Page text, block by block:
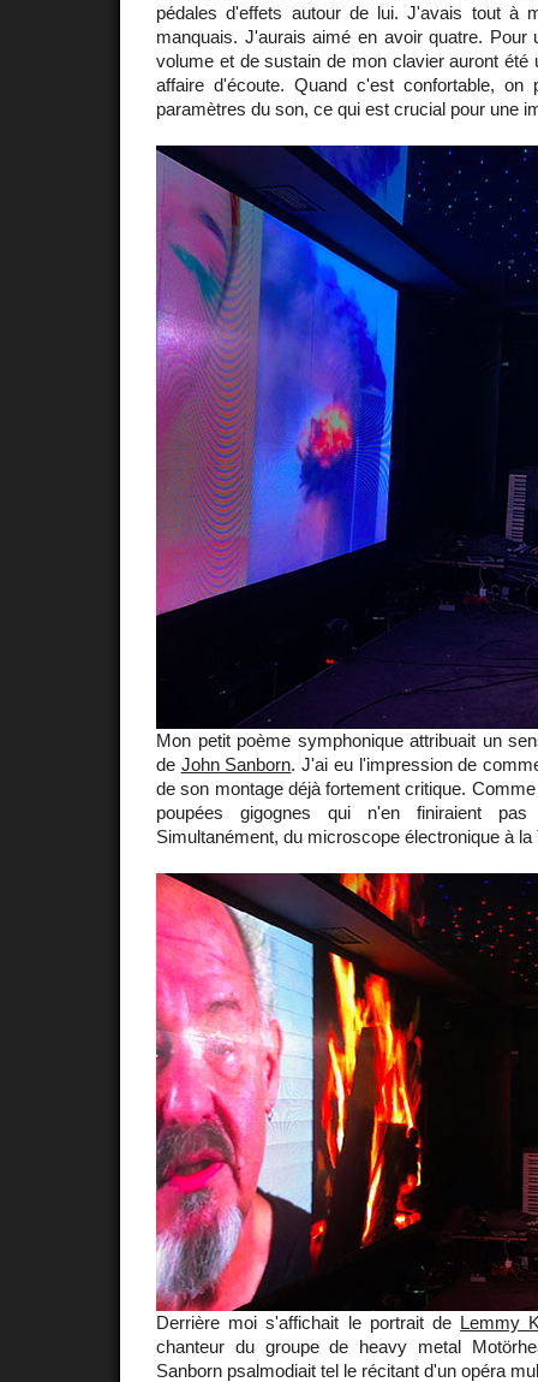
pédales d'effets autour de lui. J'avais tout à
manquais. J'aurais aimé en avoir quatre. Pour
volume et de sustain de mon clavier auront été
affaire d'écoute. Quand c'est confortable, on
paramètres du son, ce qui est crucial pour une
Mon petit poème symphonique attribuait un
de John Sanborn. J'ai eu l'impression de
de son montage déjà fortement critique.
poupées gigognes qui n'en finiraient pas
Simultanément, du microscope électronique à la
Derrière moi s'affichait le portrait de Lemmy
chanteur du groupe de heavy metal
Sanborn psalmodiait tel le récitant d'un opéra